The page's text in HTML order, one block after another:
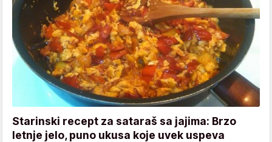
Starinski recept za sataraš sa jajima: Brzo
letnje jelo, puno ukusa koje uvek uspeva